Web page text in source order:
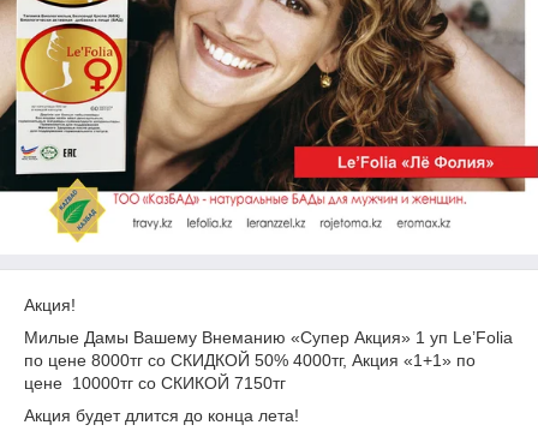
Акция!
Милые Дамы Вашему Внеманию «Супер Акция» 1 уп Le’Folia
по цене 8000тг со СКИДКОЙ 50% 4000тг, Акция «1+1» по
цене 10000тг со СКИКОЙ 7150тг
Акция будет длится до конца лета!